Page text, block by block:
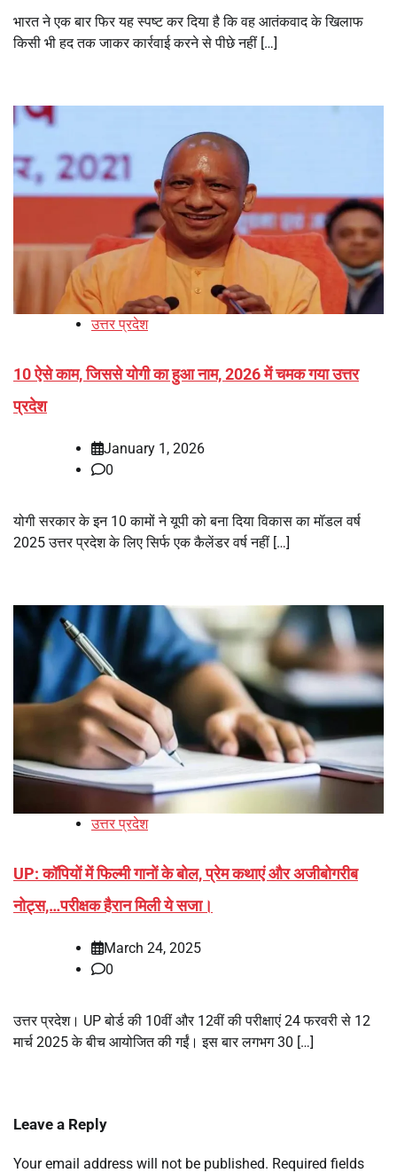
भारत ने एक बार फिर यह स्पष्ट कर दिया है कि वह आतंकवाद के खिलाफ
किसी भी हद तक जाकर कार्रवाई करने से पीछे नहीं […]
उत्तर प्रदेश
10 ऐसे काम, जिससे योगी का हुआ नाम, 2026 में चमक गया उत्तर
प्रदेश
January 1, 2026
0
योगी सरकार के इन 10 कामों ने यूपी को बना दिया विकास का मॉडल वर्ष
2025 उत्तर प्रदेश के लिए सिर्फ एक कैलेंडर वर्ष नहीं […]
उत्तर प्रदेश
UP: कॉपियों में फिल्मी गानों के बोल, प्रेम कथाएं और अजीबोगरीब
नोट्स,…परीक्षक हैरान मिली ये सजा।
March 24, 2025
0
उत्तर प्रदेश। UP बोर्ड की 10वीं और 12वीं की परीक्षाएं 24 फरवरी से 12
मार्च 2025 के बीच आयोजित की गईं। इस बार लगभग 30 […]
Leave a Reply
Your email address will not be published. Required fields